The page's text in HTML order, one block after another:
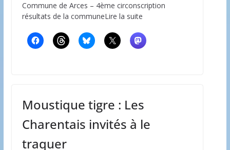
Commune de Arces – 4ème circonscription
résultats de la communeLire la suite
Moustique tigre : Les
Charentais invités à le
traquer